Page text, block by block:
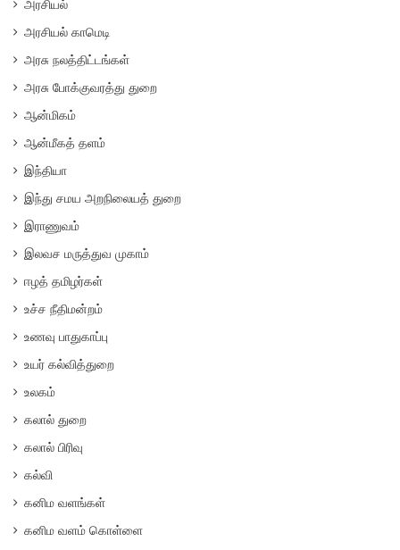
அரசியல்
அரசியல் காமெடி
அரசு நலத்திட்டங்கள்
அரசு போக்குவரத்து துறை
ஆன்மிகம்
ஆன்மீகத் தளம்
இந்தியா
இந்து சமய அறநிலையத் துறை
இராணுவம்
இலவச மருத்துவ முகாம்
ஈழத் தமிழர்கள்
உச்ச நீதிமன்றம்
உணவு பாதுகாப்பு
உயர் கல்வித்துறை
உலகம்
கலால் துறை
கலால் பிரிவு
கல்வி
கனிம வளங்கள்
கனிம வளம் கொள்ளை